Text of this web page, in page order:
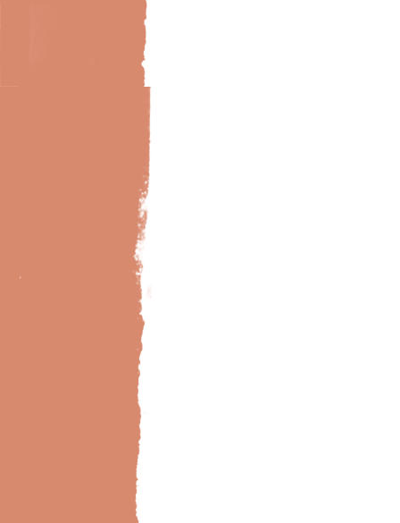
Bild-Brillux_0033_BX_Designb-Fliese-102-8